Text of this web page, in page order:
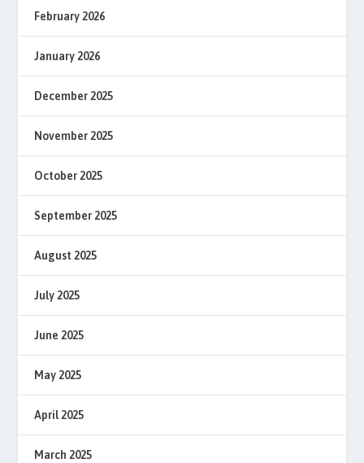
February 2026
January 2026
December 2025
November 2025
October 2025
September 2025
August 2025
July 2025
June 2025
May 2025
April 2025
March 2025